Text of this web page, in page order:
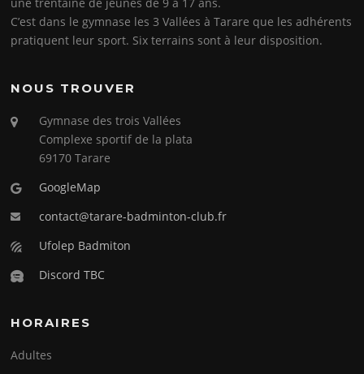
C’est dans le gymnase les 3 Vallées à Tarare que les adhérents
pratiquent leur sport. Six terrains sont à leur disposition.
NOUS TROUVER
Gymnase des trois Vallées
Complexe sportif de la plata
69170 Tarare
GoogleMap
contact@tarare-badminton-club.fr
Ufolep Badmiton
Discord TBC
HORAIRES
Adultes